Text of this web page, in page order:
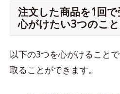
注文した商品を1回
心がけたい3つのこと
以下の3つを心がけること
取ることができます。